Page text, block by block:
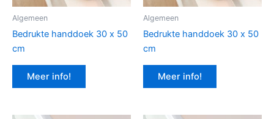
Algemeen
Bedrukte handdoek 30 x 50
cm
Meer info!
Algemeen
Bedrukte handdoek 30 x 50
cm
Meer info!